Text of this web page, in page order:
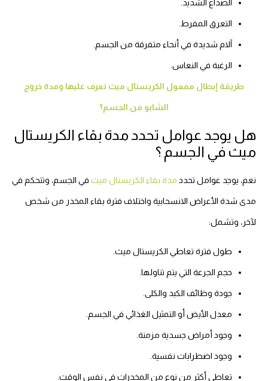
الصداع الشديد.
التعرق المفرط.
آلام شديدة في أنحاء متفرقة من الجسم.
الرغبة في النعاس.
طريقة إبطال مفعول الكريستال ميث تعرف عليها ومدة خروج
الشابو من الجسم؟
هل يوجد عوامل تحدد مدة بقاء الكريستال
ميث في الجسم ؟
نعم، يوجد عوامل تحدد مدة بقاء الكريستال ميث في الجسم، وتتحكم في
مدى شدة الأعراض الانسحابية واختلاف فترة بقاء المخدر من شخص
لآخر، وتشمل:
طول فترة تعاطي الكريستال ميث.
حجم الجرعة التي يتم تناولها.
جودة وظائف الكبد والكلى.
معدل الأيض أو التمثيل الغذائي في الجسم.
وجود أمراض جسدية مزمنة.
وجود اضطرابات نفسية.
تعاطي أكثر من نوع من المخدرات في نفس الوقت.